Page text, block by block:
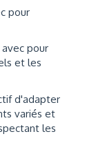
pour
pour
et les
d'adapter
variés et
les